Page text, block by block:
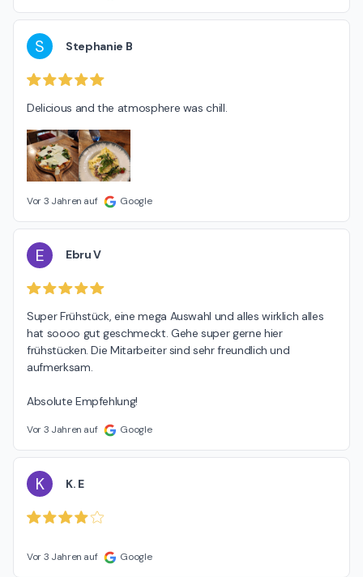
S Stephanie B
Delicious and the atmosphere was chill.
Vor 3 Jahren auf Google
E Ebru V
Super Frühstück, eine mega Auswahl und alles wirklich alles
hat soooo gut geschmeckt. Gehe super gerne hier
frühstücken. Die Mitarbeiter sind sehr freundlich und
aufmerksam.
Absolute Empfehlung!
Vor 3 Jahren auf Google
K K. E
Vor 3 Jahren auf Google